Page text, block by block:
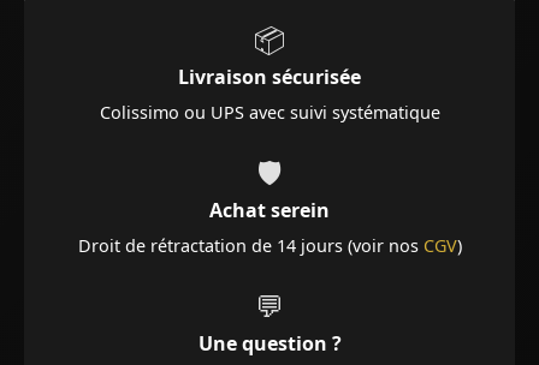
📦
Livraison sécurisée
Colissimo ou UPS avec suivi systématique
🛡️
Achat serein
Droit de rétractation de 14 jours (voir nos CGV)
💬
Une question ?